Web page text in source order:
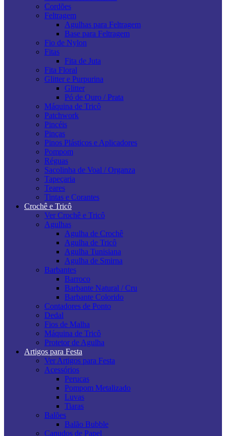
Cordões
Feltragem
Agulhas para Feltragem
Base para Feltragem
Fio de Nylon
Fitas
Fita de Juta
Fita Floral
Glitter e Purpurina
Glitter
Pó de Ouro / Prata
Máquina de Tricô
Patchwork
Pincéis
Pinças
Pinos Plásticos e Aplicadores
Pompom
Réguas
Sacolinha de Voal / Organza
Tapeçaria
Teares
Tintas e Corantes
Crochê e Tricô
Ver Crochê e Tricô
Agulhas
Agulha de Crochê
Agulha de Tricô
Agulha Tunisiana
Agulha de Smirna
Barbantes
Barroco
Barbante Natural / Cru
Barbante Colorido
Contadores de Ponto
Dedal
Fios de Malha
Máquina de Tricô
Protetor de Agulha
Artigos para Festa
Ver Artigos para Festa
Acessórios
Perucas
Pompom Metalizado
Luvas
Tiaras
Balões
Balão Bubble
Canudos de Papel